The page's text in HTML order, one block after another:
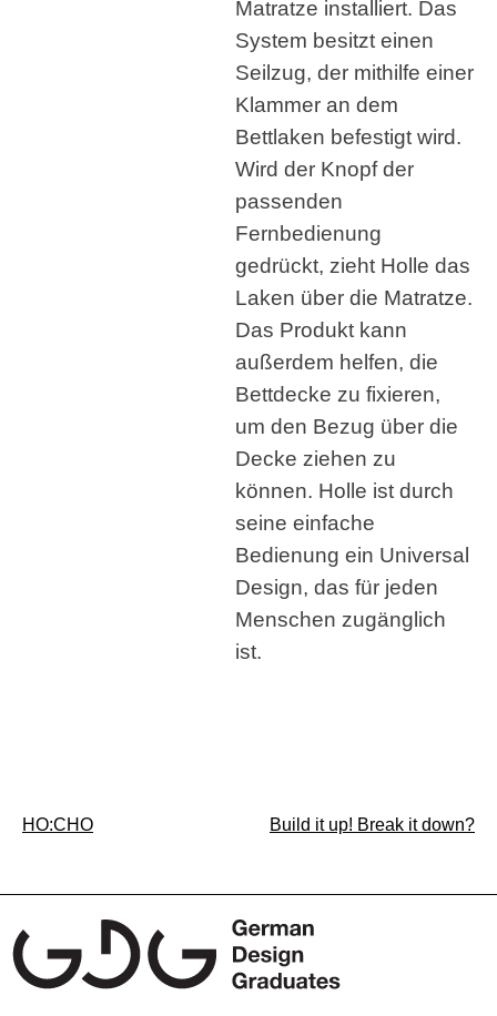
Matratze installiert. Das
System besitzt einen
Seilzug, der mithilfe einer
Klammer an dem
Bettlaken befestigt wird.
Wird der Knopf der
passenden
Fernbedienung
gedrückt, zieht Holle das
Laken über die Matratze.
Das Produkt kann
außerdem helfen, die
Bettdecke zu fixieren,
um den Bezug über die
Decke ziehen zu
können. Holle ist durch
seine einfache
Bedienung ein Universal
Design, das für jeden
Menschen zugänglich
ist.
Beitragsnavigation
HO:CHO Build it up! Break it down?